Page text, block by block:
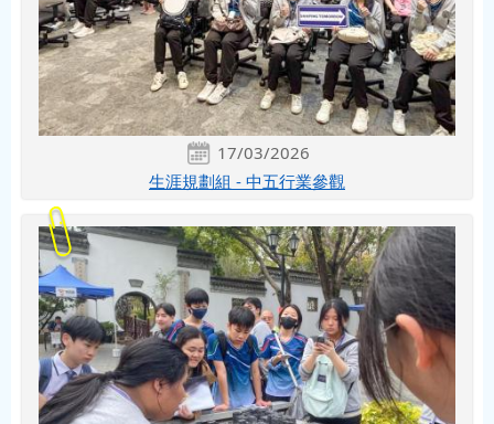
17/03/2026
生涯規劃組 - 中五行業參觀